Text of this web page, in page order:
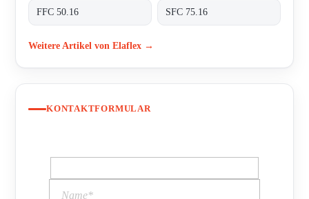
FFC 50.16 SFC 75.16
Weitere Artikel von Elaflex →
KONTAKTFORMULAR